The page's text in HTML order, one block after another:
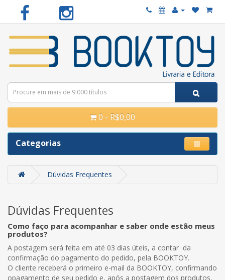
0 - R$0,00
Categorias
Dúvidas Frequentes
Dúvidas Frequentes
Como faço para acompanhar e saber onde estão meus
produtos?
A postagem será feita em até 03 dias úteis, a contar da
confirmação do pagamento do pedido, pela BOOKTOY.
O cliente receberá o primeiro e-mail da BOOKTOY, confirmando
opagamento de seu pedido e, após a postagem dos produtos,